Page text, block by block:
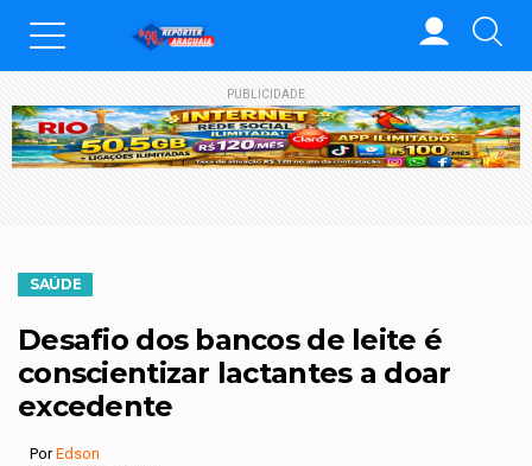
PUBLICIDADE
SAÚDE
Desafio dos bancos de leite é
conscientizar lactantes a doar
excedente
PorEdson